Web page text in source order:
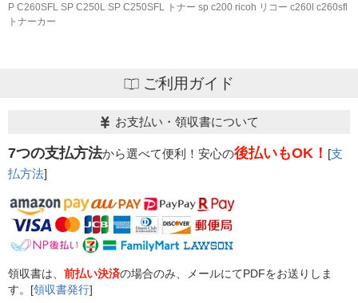
P C260SFL SP C250L SP C250SFL トナー sp c200 ricoh リコー c260l c260sfl
トナーカー
ご利用ガイド
お支払い・領収書について
7つの支払方法から選べて便利！安心の後払いもOK！ [支
払方法]
領収書は、 前払い決済の場合のみ、メールにてPDFをお送りしま
す。[領収書発行]